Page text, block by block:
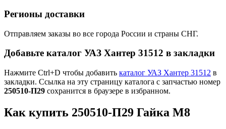
Регионы доставки
Отправляем заказы во все города России и страны СНГ.
Добавьте каталог УАЗ Хантер 31512 в закладки
Нажмите Ctrl+D чтобы добавить каталог УАЗ Хантер 31512 в
закладки. Ссылка на эту страницу каталога с запчастью номер
250510-П29 сохранится в браузере в избранном.
Как купить 250510-П29 Гайка М8